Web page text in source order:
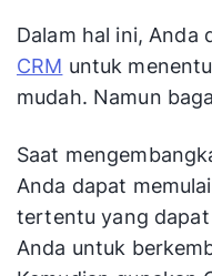
Dalam hal ini, Anda
CRM untuk
mudah. Namun
Saat
Anda dapat
tertentu yang
Anda untuk